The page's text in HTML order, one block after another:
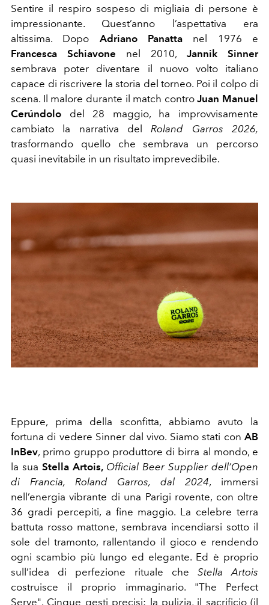
Sentire il respiro sospeso di migliaia di persone è
impressionante. Quest’anno l’aspettativa era
altissima. Dopo Adriano Panatta nel 1976 e
Francesca Schiavone nel 2010, Jannik Sinner
sembrava poter diventare il nuovo volto italiano
capace di riscrivere la storia del torneo. Poi il colpo di
scena. Il malore durante il match controJuan Manuel
Cerúndolo del 28 maggio, ha improvvisamente
cambiato la narrativa del Roland Garros 2026,
trasformando quello che sembrava un percorso
quasi inevitabile in un risultato imprevedibile.
Eppure, prima della sconfitta, abbiamo avuto la
fortuna di vedere Sinner dal vivo. Siamo stati con AB
InBev, primo gruppo produttore di birra al mondo, e
la sua Stella Artois, Official Beer Supplier dell’Open
di Francia, Roland Garros, dal 2024, immersi
nell’energia vibrante di una Parigi rovente, con oltre
36 gradi percepiti, a fine maggio. La celebre terra
battuta rosso mattone, sembrava incendiarsi sotto il
sole del tramonto, rallentando il gioco e rendendo
ogni scambio più lungo ed elegante. Ed è proprio
sull’idea di perfezione rituale che Stella Artois
costruisce il proprio immaginario. "The Perfect
Serve". Cinque gesti precisi: la pulizia, il sacrificio (il